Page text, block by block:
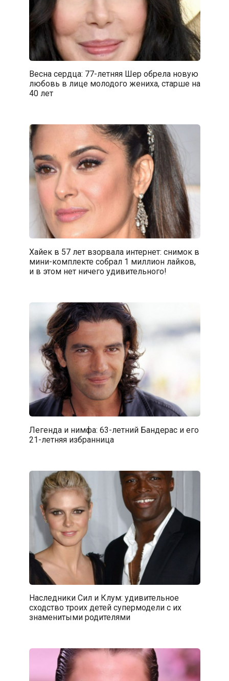
Весна сердца: 77-летняя Шер обрела новую
любовь в лице молодого жениха, старше на
40 лет
Хайек в 57 лет взорвала интернет: снимок в
мини-комплекте собрал 1 миллион лайков,
и в этом нет ничего удивительного!
Легенда и нимфа: 63-летний Бандерас и его
21-летняя избранница
Наследники Сил и Клум: удивительное
сходство троих детей супермодели с их
знаменитыми родителями